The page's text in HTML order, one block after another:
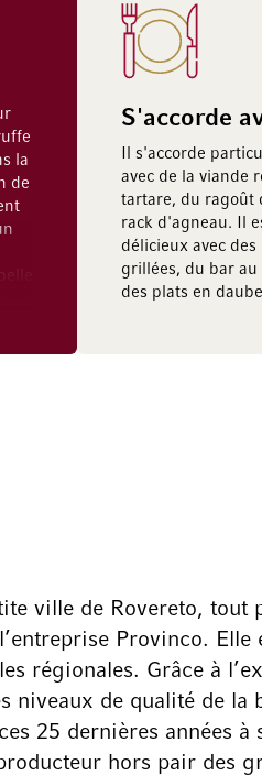
la
de
S'accorde
Il s'accorde
avec de la viande
tartare, du ragoût
rack d'agneau. Il
délicieux avec des
grillées, du bar
des plats en
ville de Rovereto, tout
Provinco. Elle
régionales. Grâce à
niveaux de qualité de la
25 dernières années à
hors pair des